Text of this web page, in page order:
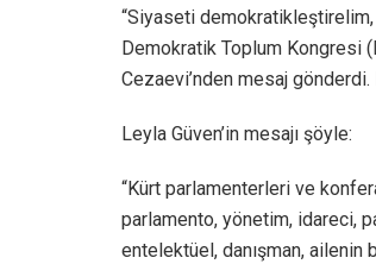
“Siyaseti
Demokratik Toplum Kongresi
Cezaevi’nden mesaj
Leyla Güven’in mesajı şöyle:
“Kürt parlamenterleri ve
parlamento, yönetim, idareci,
entelektüel, danışman, ailenin